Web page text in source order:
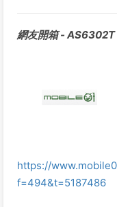
網友開箱 - AS6302T
https://
f=494&t=5187486